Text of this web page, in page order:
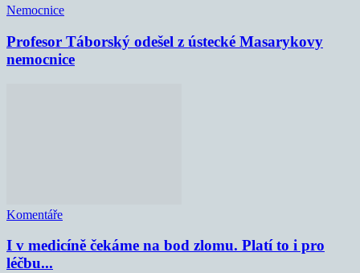
Nemocnice
Profesor Táborský odešel z ústecké Masarykovy
nemocnice
Komentáře
I v medicíně čekáme na bod zlomu. Platí to i pro
léčbu...